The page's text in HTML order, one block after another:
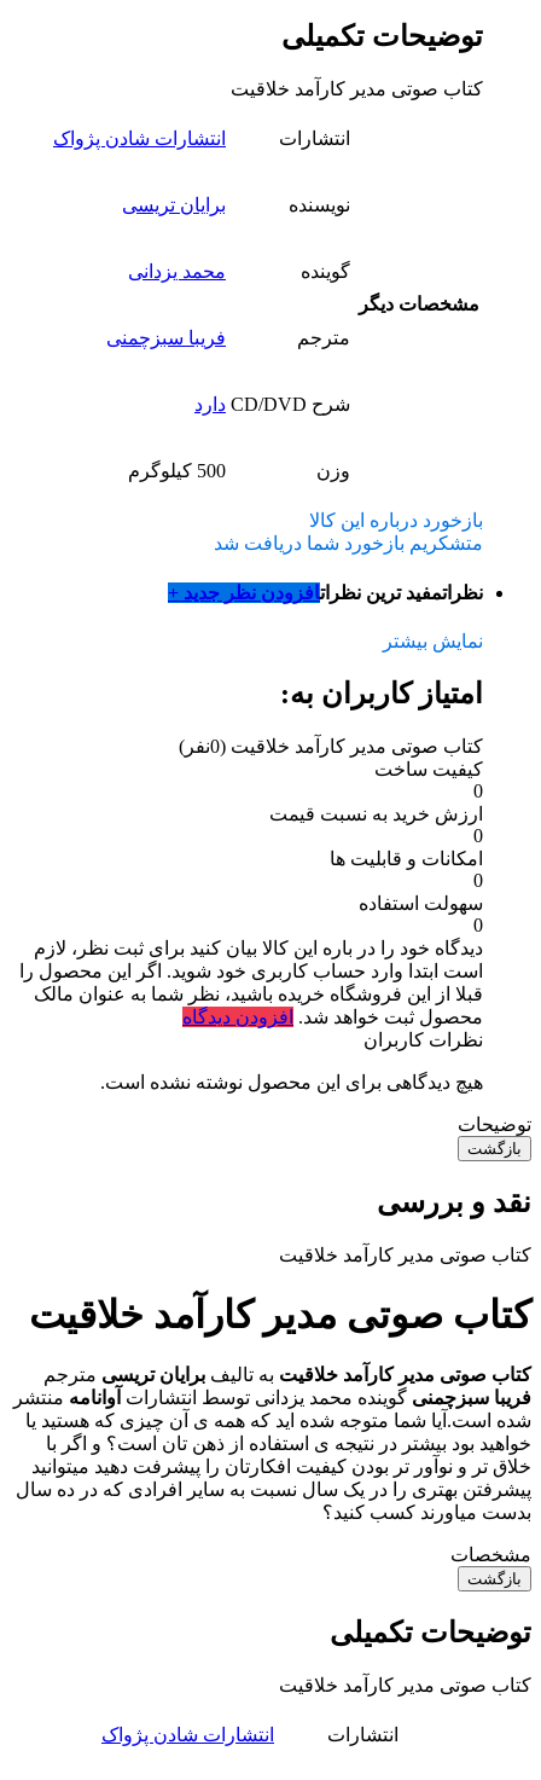
توضیحات تکمیلی
کتاب صوتی مدیر کارآمد خلاقیت
مشخصات دیگر
انتشارات انتشارات شادن پژواک
نویسنده برایان تریسی
گوینده محمد یزدانی
مترجم فریبا سبزچمنی
شرح CD/DVD دارد
وزن 500 کیلوگرم
بازخورد درباره این کالا
متشکریم بازخورد شما دریافت شد
نظراتمفید ترین نظراتافزودن نظر جدید +
نمایش بیشتر
امتیاز کاربران به:
کتاب صوتی مدیر کارآمد خلاقیت (0نفر)
کیفیت ساخت
0
ارزش خرید به نسبت قیمت
0
امکانات و قابلیت ها
0
سهولت استفاده
0
دیدگاه خود را در باره این کالا بیان کنید برای ثبت نظر، لازم
است ابتدا وارد حساب کاربری خود شوید. اگر این محصول را
قبلا از این فروشگاه خریده باشید، نظر شما به عنوان مالک
محصول ثبت خواهد شد. افزودن دیدگاه
نظرات کاربران
هیچ دیدگاهی برای این محصول نوشته نشده است.
توضیحات
بازگشت
نقد و بررسی
کتاب صوتی مدیر کارآمد خلاقیت
کتاب صوتی مدیر کارآمد خلاقیت
کتاب صوتی مدیر کارآمد خلاقیت به تالیف برایان تریسی مترجم
فریبا سبزچمنی گوینده محمد یزدانی توسط انتشارات آوانامه منتشر
شده است.آیا شما متوجه شده اید که همه ی آن چیزی که هستید یا
خواهید بود بیشتر در نتیجه ی استفاده از ذهن تان است؟ و اگر با
خلاق تر و نوآور تر بودن کیفیت افکارتان را پیشرفت دهید میتوانید
پیشرفتن بهتری را در یک سال نسبت به سایر افرادی که در ده سال
بدست میاورند کسب کنید؟
مشخصات
بازگشت
توضیحات تکمیلی
کتاب صوتی مدیر کارآمد خلاقیت
انتشارات انتشارات شادن پژواک